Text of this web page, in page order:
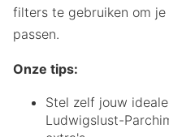
filters te gebruiken om
passen.
Onze tips:
Stel zelf jouw
Ludwigslust-